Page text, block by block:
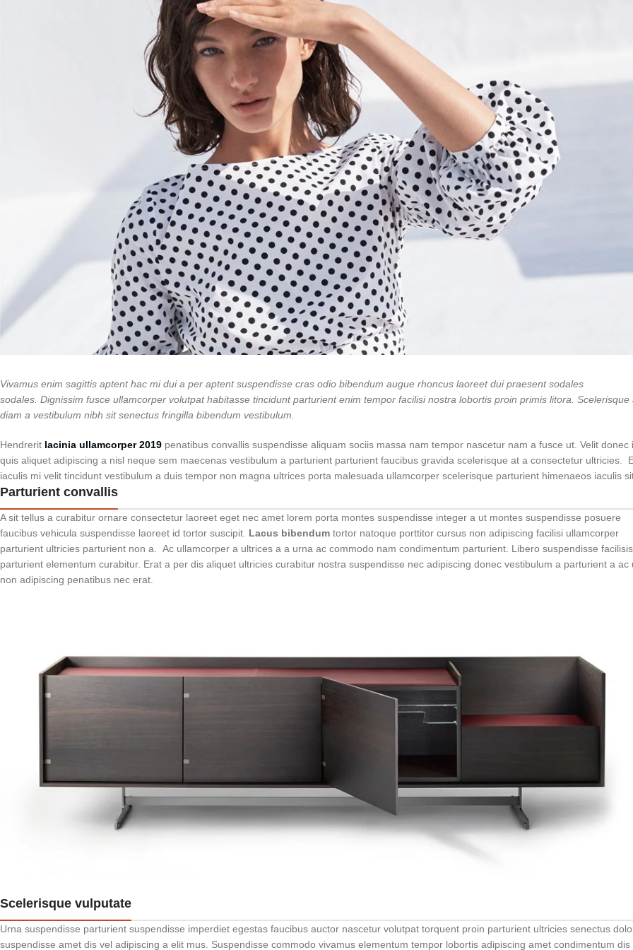
Vivamus enim sagittis aptent hac mi dui a per aptent suspendisse cras odio bibendum augue rhoncus laoreet dui praesent sodales
sodales. Dignissim fusce ullamcorper volutpat habitasse tincidunt parturient enim tempor facilisi nostra lobortis proin primis litora. Scelerisque
diam a vestibulum nibh sit senectus fringilla bibendum vestibulum.
Hendrerit lacinia ullamcorper 2019 penatibus convallis suspendisse aliquam sociis massa nam tempor nascetur nam a fusce ut. Velit donec
quis aliquet adipiscing a nisl neque sem maecenas vestibulum a parturient parturient faucibus gravida scelerisque at a consectetur ultricies.
iaculis mi velit tincidunt vestibulum a duis tempor non magna ultrices porta malesuada ullamcorper scelerisque parturient himenaeos iaculis
Parturient convallis
A sit tellus a curabitur ornare consectetur laoreet eget nec amet lorem porta montes suspendisse integer a ut montes suspendisse posuere
faucibus vehicula suspendisse laoreet id tortor suscipit. Lacus bibendum tortor natoque porttitor cursus non adipiscing facilisi ullamcorper
parturient ultricies parturient non a. Ac ullamcorper a ultrices a a urna ac commodo nam condimentum parturient. Libero suspendisse facilisis
parturient elementum curabitur. Erat a per dis aliquet ultricies curabitur nostra suspendisse nec adipiscing donec vestibulum a parturient a ac
non adipiscing penatibus nec erat.
Scelerisque vulputate
Urna suspendisse parturient suspendisse imperdiet egestas faucibus auctor nascetur volutpat torquent proin parturient ultricies senectus
suspendisse amet dis vel adipiscing a elit mus. Suspendisse commodo vivamus elementum tempor lobortis adipiscing amet condimentum dis